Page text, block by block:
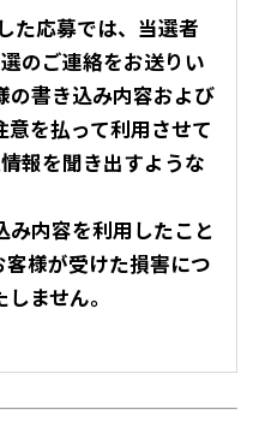
応募では、当選者
のご連絡をお送りい
の書き込み内容および
を払って利用させて
報を聞き出すような
内容を利用したこと
様が受けた損害につ
ません。